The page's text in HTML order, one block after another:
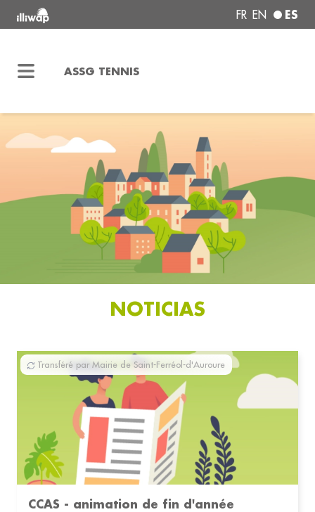
FR EN ES
ASSG TENNIS
NOTICIAS
Transféré par Mairie de Saint-Ferréol-d'Auroure
CCAS - animation de fin d'année